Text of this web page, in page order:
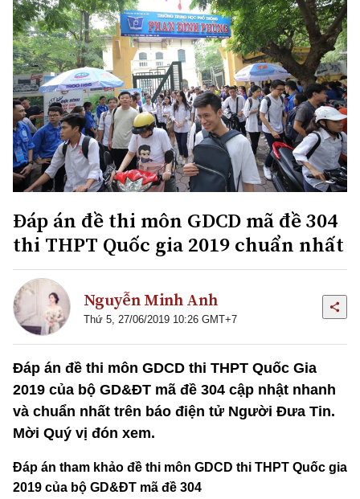
Đáp án đề thi môn GDCD mã đề 304
thi THPT Quốc gia 2019 chuẩn nhất
Nguyễn Minh Anh
Thứ 5, 27/06/2019 10:26 GMT+7
Đáp án đề thi môn GDCD thi THPT Quốc Gia
2019 của bộ GD&ĐT mã đề 304 cập nhật nhanh
và chuẩn nhất trên báo điện tử Người Đưa Tin.
Mời Quý vị đón xem.
Đáp án tham khảo đề thi môn GDCD thi THPT Quốc gia
2019 của bộ GD&ĐT mã đề 304